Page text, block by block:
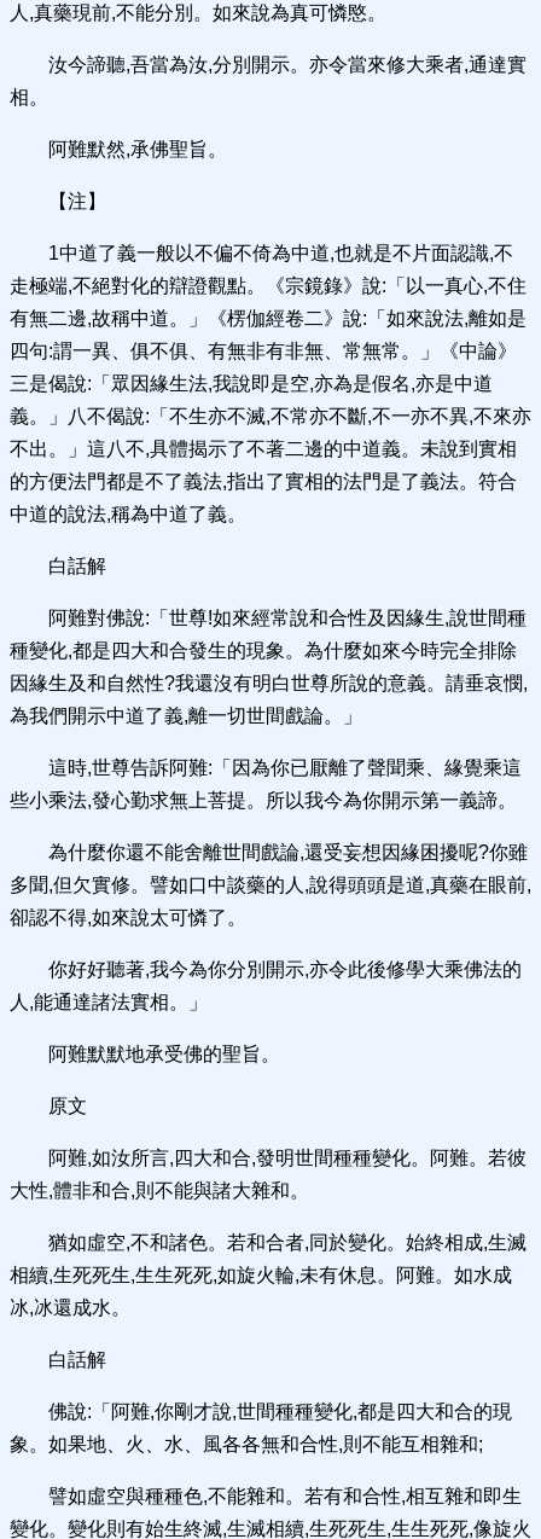
人,真藥現前,不能分別。如來說為真可憐愍。
汝今諦聽,吾當為汝,分別開示。亦令當來修大乘者,通達實
相。
阿難默然,承佛聖旨。
【注】
1中道了義一般以不偏不倚為中道,也就是不片面認識,不
走極端,不絕對化的辯證觀點。《宗鏡錄》說:「以一真心,不住
有無二邊,故稱中道。」《楞伽經卷二》說:「如來說法,離如是
四句:謂一異、俱不俱、有無非有非無、常無常。」《中論》
三是偈說:「眾因緣生法,我說即是空,亦為是假名,亦是中道
義。」八不偈說:「不生亦不滅,不常亦不斷,不一亦不異,不來亦
不出。」這八不,具體揭示了不著二邊的中道義。未說到實相
的方便法門都是不了義法,指出了實相的法門是了義法。符合
中道的說法,稱為中道了義。
白話解
阿難對佛說:「世尊!如來經常說和合性及因緣生,說世間種
種變化,都是四大和合發生的現象。為什麼如來今時完全排除
因緣生及和自然性?我還沒有明白世尊所說的意義。請垂哀憫,
為我們開示中道了義,離一切世間戲論。」
這時,世尊告訴阿難:「因為你已厭離了聲聞乘、緣覺乘這
些小乘法,發心勤求無上菩提。所以我今為你開示第一義諦。
為什麼你還不能舍離世間戲論,還受妄想因緣困擾呢?你雖
多聞,但欠實修。譬如口中談藥的人,說得頭頭是道,真藥在眼前,
卻認不得,如來說太可憐了。
你好好聽著,我今為你分別開示,亦令此後修學大乘佛法的
人,能通達諸法實相。」
阿難默默地承受佛的聖旨。
原文
阿難,如汝所言,四大和合,發明世間種種變化。阿難。若彼
大性,體非和合,則不能與諸大雜和。
猶如虛空,不和諸色。若和合者,同於變化。始終相成,生滅
相續,生死死生,生生死死,如旋火輪,未有休息。阿難。如水成
冰,冰還成水。
白話解
佛說:「阿難,你剛才說,世間種種變化,都是四大和合的現
象。如果地、火、水、風各各無和合性,則不能互相雜和;
譬如虛空與種種色,不能雜和。若有和合性,相互雜和即生
變化。變化則有始生終滅,生滅相續,生死死生,生生死死,像旋火